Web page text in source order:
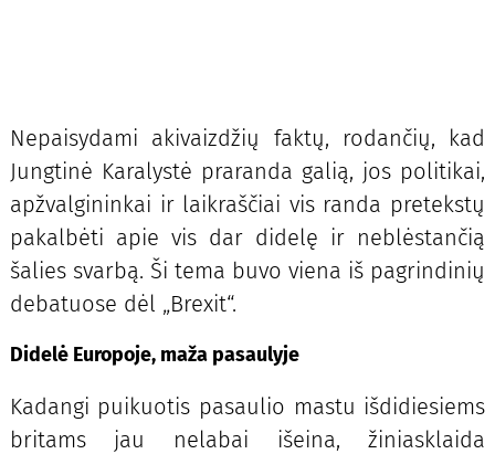
Nepaisydami akivaizdžių faktų, rodančių, kad
Jungtinė Karalystė praranda galią, jos politikai,
apžvalgininkai ir laikraščiai vis randa pretekstų
pakalbėti apie vis dar didelę ir neblėstančią
šalies svarbą. Ši tema buvo viena iš pagrindinių
debatuose dėl „Brexit“.
Didelė Europoje, maža pasaulyje
Kadangi puikuotis pasaulio mastu išdidiesiems
britams jau nelabai išeina, žiniasklaida